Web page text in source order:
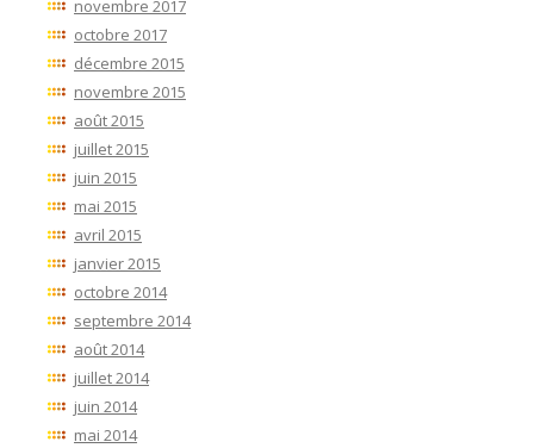
novembre 2017
octobre 2017
décembre 2015
novembre 2015
août 2015
juillet 2015
juin 2015
mai 2015
avril 2015
janvier 2015
octobre 2014
septembre 2014
août 2014
juillet 2014
juin 2014
mai 2014